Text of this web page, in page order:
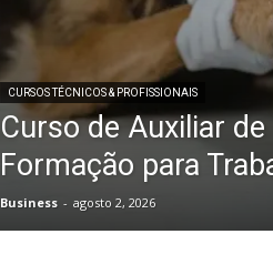
CURSOS TÉCNICOS & PROFISSIONAIS
Curso de Auxiliar
Formação para
Business - agosto 2, 2026